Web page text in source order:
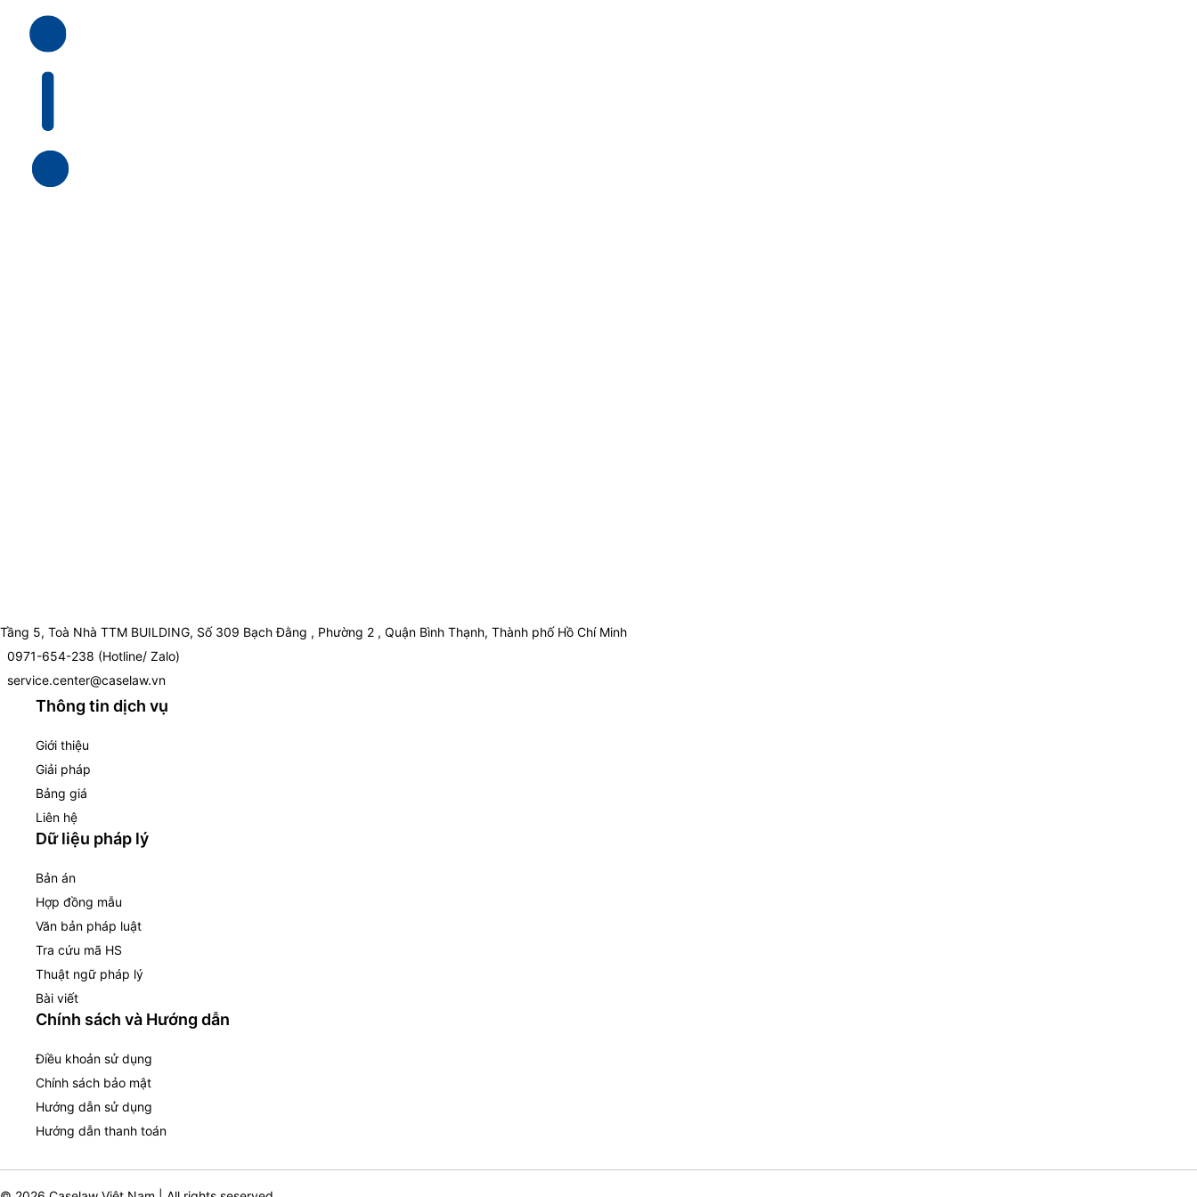
Tầng 5, Toà Nhà TTM BUILDING, Số 309 Bạch Đằng , Phường 2 , Quận Bình Thạnh, Thành phố Hồ Chí Minh
0971-654-238 (Hotline/ Zalo)
service.center@caselaw.vn
Thông tin dịch vụ
Giới thiệu
Giải pháp
Bảng giá
Liên hệ
Dữ liệu pháp lý
Bản án
Hợp đồng mẫu
Văn bản pháp luật
Tra cứu mã HS
Thuật ngữ pháp lý
Bài viết
Chính sách và Hướng dẫn
Điều khoản sử dụng
Chính sách bảo mật
Hướng dẫn sử dụng
Hướng dẫn thanh toán